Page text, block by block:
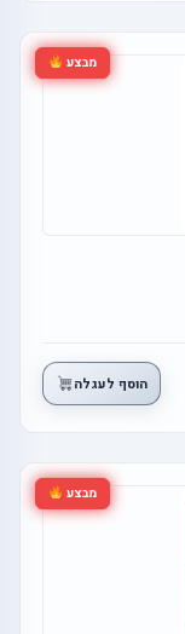
מבצע
הוסף לעגלה
מבצע